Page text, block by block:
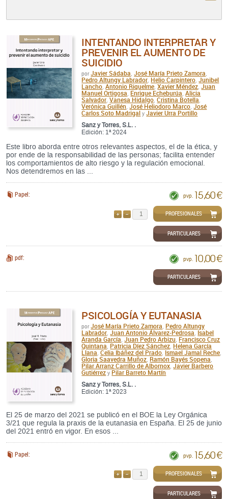
INTENTANDO INTERPRETAR Y
PREVENIR EL AUMENTO DE
SUICIDIO
porJavier Sádaba ,José María Prieto Zamora
Pedro Altungy Labrador Helio Carpintero ,Junibel
Lancho ,Antonio Riquelme ,Xavier Méndez ,Juan
Manuel Ortigosa Enrique Echeburúa ,Alicia
Salvador ,Vanesa Hidalgo ,Cristina Botella
Verónica Guillén ,José Heliodoro Marco ,José
Carlos Soto Madrigal yJavier Urra Portillo
Sanz y Torres, S.L. .
Edición: 1ª 2024
Este libro aborda entre otros relevantes aspectos, el de la ética, y
por ende de la responsabilidad de las personas; facilita entender
los comportamientos de alto riesgo y la regulación emocional.
Nos detendremos en las ...
Papel: pvp. 15,60 €
QUITARPROFESIONALES
PARTICULARES
pdf: pvp. 10,00 €
PARTICULARES
PSICOLOGÍA Y EUTANASIA
porJosé María Prieto Zamora Pedro Altungy
Labrador ,Juan Antonio Álvarez-Pedrosa Isabel
Aranda García ,Juan Pedro Arbizu Francisco Cruz
Quintana Patricia Díez Sánchez Helena García
Llana ,Celia Ibáñez del Prado Ismael Jamal Reche
Gloria Saavedra Muñoz Ramón Bayés Sopena
Pilar Arranz Carrillo de Albornox ,Javier Barbero
Gutiérrez y Pilar Barreto Martín
Sanz y Torres, S.L. .
Edición: 1ª 2023
El 25 de marzo del 2021 se publicó en el BOE la Ley Orgánica
3/21 que regula la praxis de la eutanasia en España. El 25 de junio
del 2021 entró en vigor. En esos ...
Papel: pvp. 15,60 €
QUITARPROFESIONALES
PARTICULARES